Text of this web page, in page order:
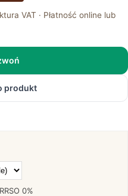
VAT · Płatność online lub
produkt
0%